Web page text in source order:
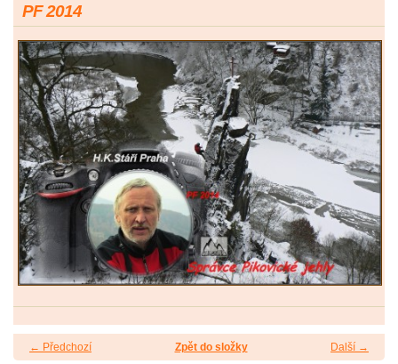
PF 2014
← Předchozí Další →
Zpět do složky